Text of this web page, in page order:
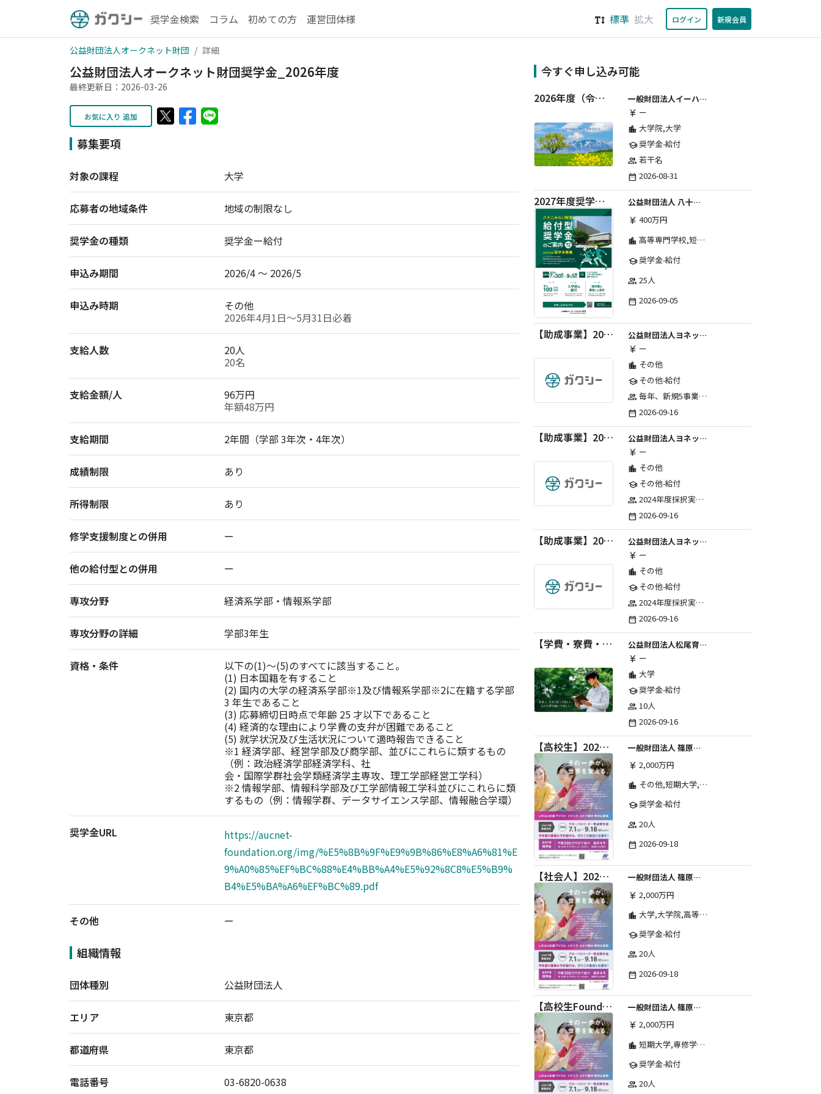
奨学金検索 コラム 初めての方 運営団体様 標準 拡大 ログイン 新規会員
公益財団法人オークネット財団 詳細
公益財団法人オークネット財団奨学金_2026年度
最終更新日：2026-03-26
お気に入り 追加
募集要項
対象の課程 大学
応募者の地域条件 地域の制限なし
奨学金の種類 奨学金ー給付
申込み期間 2026/4 〜 2026/5
申込み時期
その他
支給人数
20人
支給金額/人
96万円
支給期間
成績制限 あり
所得制限 あり
修学支援制度との併用 ー
他の給付型との併用 ー
専攻分野 経済系学部・情報系学部
専攻分野の詳細
資格・条件
以下の(1)～(5)のすべてに該当すること。
(1) 日本国籍を有すること
(2) 国内の大学の経済系学部※1及び情報系学部※2に在籍する学部
3 年生であること
(3) 応募締切日時点で年齢 25 才以下であること
(4) 経済的な理由により学費の支弁が困難であること
(5) 就学状況及び生活状況について適時報告できること
※1 経済学部、経営学部及び商学部、並びにこれらに類するもの
（例：政治経済学部経済学科、社
会・国際学群社会学類経済学主専攻、理工学部経営工学科）
※2 情報学部、情報科学部及び工学部情報工学科並びにこれらに類
するもの（例：情報学群、データサイエンス学部、情報融合学環）
奨学金URL
https://aucnet-
foundation.org/img/%E5%8B%9F%E9%9B%86%E8%A6%81%E
9%A0%85%EF%BC%88%E4%BB%A4%E5%92%8C8%E5%B9%
B4%E5%BA%A6%EF%BC%89.pdf
その他 ー
組織情報
団体種別 公益財団法人
エリア 東京都
都道府県 東京都
電話番号 03-6820-0638
今すぐ申し込み可能
2026年度（令和8年度）第２期 一般財団法人イーハトーブ育英会奨学生募集（給付型） 日本国内及び海外の大学・大学院に自宅外通学をする学生に生活費の一部(家賃半額相当)を給付【岩手県が本籍地の大学生または大学院生対象】
一般財団法人イーハトーブ育英会
currency_yen ー
location_city 大学院,大学
school奨学金-給付
group 若干名
date_range 2026-08-31
2027年度奨学生募集要項
公益財団法人 八十二みらい財団
currency_yen 400万円
location_city 高等専門学校,短期大学,専修学校,大学
school奨学金-給付
group 25人
date_range 2026-09-05
【助成事業】2027年度中学校部活動の地域展開推進に関する助成金
公益財団法人ヨネックススポーツ振興財団
currency_yen ー
location_city その他
schoolその他-給付
group 毎年、新規5事業前後への助成金交付を予定とし、初年度5事業、2年目合計10事業前後、3年目合計15事業前後、4年目以降は15事業前後にて実施する。 2025年度採択実績：5事業、2026年度採択実績：5事業
date_range 2026-09-16
【助成事業】2027年度（通年）国際交流普及事業に関する助成金
公益財団法人ヨネックススポーツ振興財団
currency_yen ー
location_city その他
schoolその他-給付
group 2024年度採択実績：21事業（前期11・後期10）、2025年度採択実績：30事業（前期15・後期15）、2026年度採択実績：40事業 ※2026年度より、前期・後期の区分を廃止し、年1回の申請受付となりました。
date_range 2026-09-16
【助成事業】2027年度（通年）ジュニアスポーツ振興に関する助成金
公益財団法人ヨネックススポーツ振興財団
currency_yen ー
location_city その他
schoolその他-給付
group 2024年度採択実績：107事業（前期45・後期62）、2025年度採択実績：103事業（前期48・後期55）、2026年度採択実績：97事業 ※2026年度より、前期・後期の区分を廃止し、年1回の申請受付となりました。
date_range 2026-09-16
【学費・寮費・交通費給付】2027年度第71期育英生募集
公益財団法人松尾育英会
currency_yen ー
location_city 大学
school奨学金-給付
group 10人
date_range 2026-09-16
【高校生】2026年度 しのはら財団 アメリカ・イギリス・カナダ英語留学奨学金
一般財団法人 篠原欣子記念財団 (海外留学奨学金グループ)
currency_yen 2,000万円
location_city その他,短期大学,専修学校,高等専門学校,高等学校,大学院,大学
school奨学金-給付
group 20人
date_range 2026-09-18
【社会人】2026年度 しのはら財団 アメリカ・イギリス・カナダ英語留学奨学金
一般財団法人 篠原欣子記念財団 (海外留学奨学金グループ)
currency_yen 2,000万円
location_city 大学,大学院,高等学校,その他,高等専門学校,専修学校,短期大学
school奨学金-給付
group 20人
date_range 2026-09-18
【高校生Foundation Course 】2026年度 しのはら財団 アメリカ・イギリス・カナダ英語留学奨学金
一般財団法人 篠原欣子記念財団 (海外留学奨学金グループ)
currency_yen 2,000万円
location_city 短期大学,専修学校,高等専門学校,その他,高等学校,大学院,大学
school奨学金-給付
group 20人